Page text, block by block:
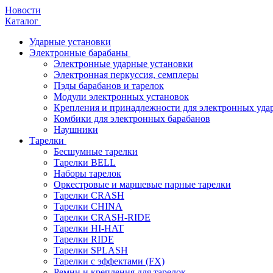
Новости
Каталог
Ударные установки
Электронные барабаны
Электронные ударные установки
Электронная перкуссия, семплеры
Пэды барабанов и тарелок
Модули электронных установок
Крепления и принадлежности для электронных
Комбики для электронных барабанов
Наушники
Тарелки
Бесшумные тарелки
Тарелки BELL
Наборы тарелок
Оркестровые и маршевые парные тарелки
Тарелки CRASH
Тарелки CHINA
Тарелки CRASH-RIDE
Тарелки HI-HAT
Тарелки RIDE
Тарелки SPLASH
Тарелки с эффектами (FX)